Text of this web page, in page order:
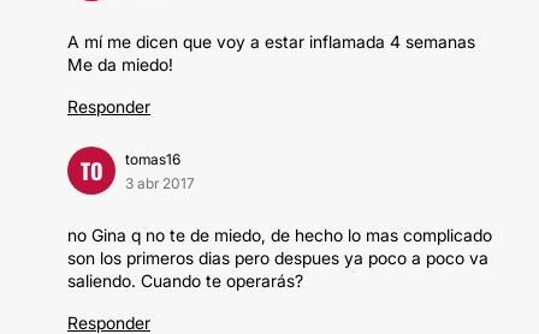
A mí me dicen que voy a estar inflamada 4 semanas
Me da miedo!
Responder
TO
tomas16
3 abr 2017
no Gina q no te de miedo, de hecho lo mas complicado
son los primeros dias pero despues ya poco a poco va
saliendo. Cuando te operarás?
Responder